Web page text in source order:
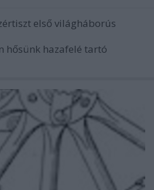
első világháborús
hősünk hazafelé tartó